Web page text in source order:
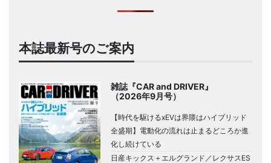
本誌最新号のご案内
雑誌『CAR and DRIVER』
（2026年9月号）
【時代を駆けるxEVは界隈はハイブリッド
全盛期】電動化の流れは止まるどころか進
化し続けている
日産キックス＋エルグランド／レクサスES